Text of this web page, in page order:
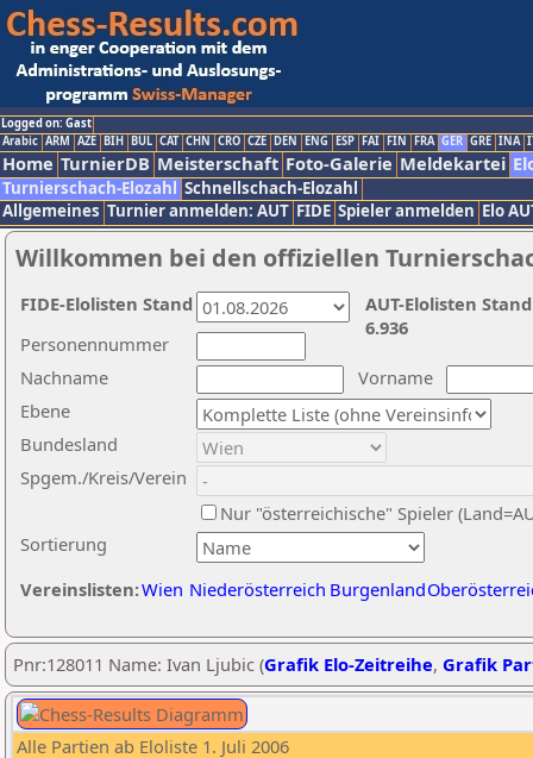
Logged on: Gast
Arabic ARM AZE BIH BUL CAT CHN CRO CZE DEN ENG ESP FAI FIN FRA GER GRE INA
Home TurnierDB Meisterschaft Foto-Galerie Meldekartei
Turnierschach-Elozahl Schnellschach-Elozahl
Allgemeines Turnier anmelden: AUT FIDE Spieler anmelden Elo
Willkommen bei den offiziellen
Nachname
Vorname
Ebene
Sortierung
Personennummer
Bundesland
Spgem./Kreis/Verein
Nur "österreichische" Spieler
Vereinslisten:Wien Niederösterreich Burgenland
AUT-Elolisten
6.936
FIDE-Elolisten Stand
Pnr:128011 Name: Ivan Ljubic (Grafik Elo-Zeitreihe, Grafik
Alle Partien ab Eloliste 1. Juli 2006